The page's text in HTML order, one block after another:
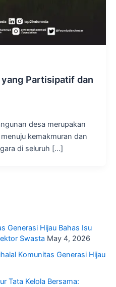
Partisipatif dan
desa merupakan
kemakmuran dan
di seluruh […]
Generasi Hijau Bahas Isu
Swasta May 4, 2026
Komunitas Generasi Hijau
Tata Kelola Bersama: